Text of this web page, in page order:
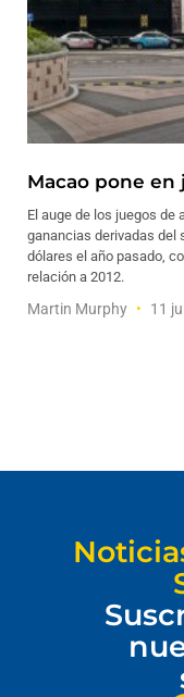
Macao pone
El auge de los juegos de
ganancias derivadas del
dólares el año pasado,
relación a 2012.
Martin Murphy 11